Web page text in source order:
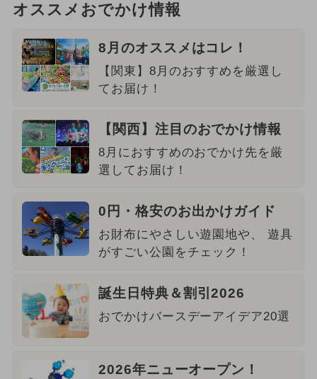
オススメおでかけ情報
8月のオススメはコレ！
【関東】8月のおすすめを厳選し
てお届け！
【関西】注目のおでかけ情報
8月におすすめのおでかけ先を厳
選してお届け！
0円・格安のお出かけガイド
お財布にやさしい遊園地や、 遊具
がすごい公園をチェック！
誕生日特典＆割引2026
おでかけバースデーアイデア20選
2026年ニューオープン！